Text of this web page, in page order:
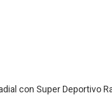
con Super Deportivo